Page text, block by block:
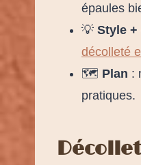
épaules
💡 Style
décolleté
🗺️ Plan :
pratiques.